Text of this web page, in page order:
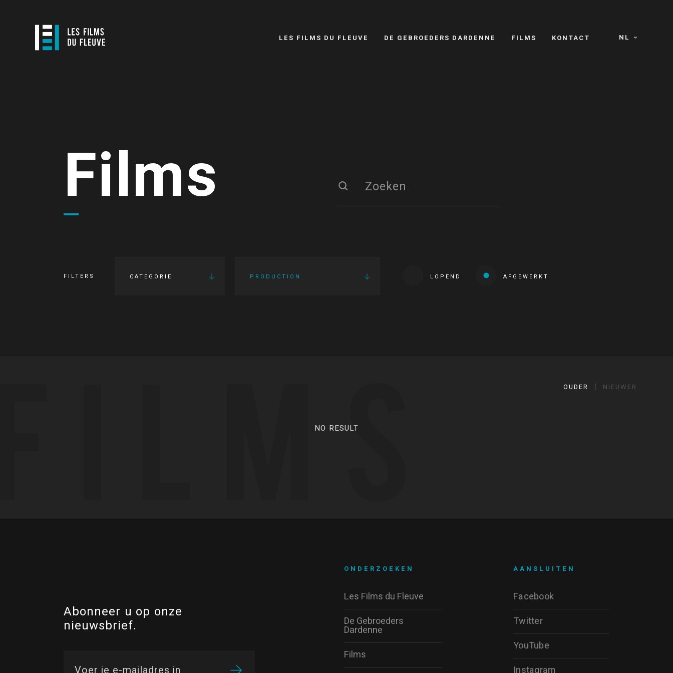
NL
LES FILMS DU FLEUVE DE GEBROEDERS DARDENNE FILMS KONTACT
Films
FILTERS CATEGORIE PRODUCTION LOPEND AFGEWERKT
OUDER NIEUWER
NO RESULT
Abonneer u op onze
nieuwsbrief.
AANSLUITEN
Facebook
Twitter
YouTube
Instagram
ONDERZOEKEN
Les Films du Fleuve
De Gebroeders
Dardenne
Films